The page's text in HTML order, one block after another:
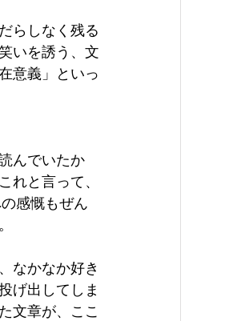
らしなく残る
いを誘う、文
意義」といっ
んでいたか
れと言って、
感慨もぜん
なかなか好き
げ出してしま
文章が、ここ